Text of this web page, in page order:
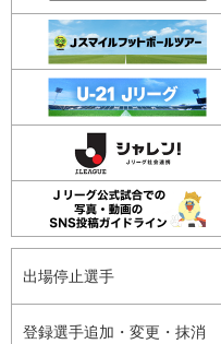
出場停止選手
登録選手追加・変更・抹消